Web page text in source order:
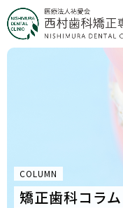
COLUMN
矯正歯科コラム